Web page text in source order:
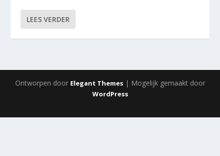
LEES VERDER
Ontworpen door Elegant Themes| Mogelijk gemaakt door
WordPress